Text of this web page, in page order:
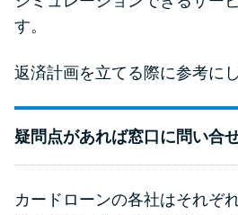
す。
返済計画を立てる際に参考に
疑問点があれば窓口に問い合
カードローンの各社はそれぞ